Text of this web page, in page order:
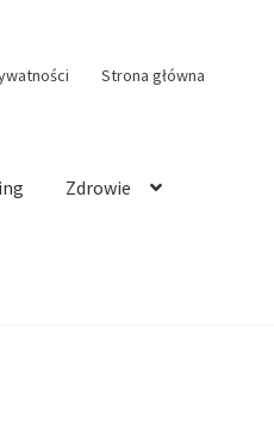
Strona główna
Zdrowie